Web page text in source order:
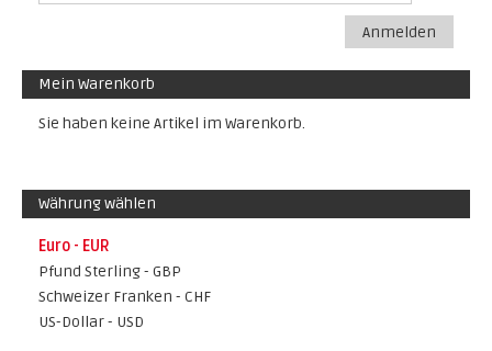
Anmelden
Mein Warenkorb
Sie haben keine Artikel im Warenkorb.
Währung wählen
Euro - EUR
Pfund Sterling - GBP
Schweizer Franken - CHF
US-Dollar - USD